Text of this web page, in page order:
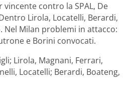
contro la SPAL, De
Lirola, Locatelli, Berardi,
Nel Milan problemi in attacco:
e Borini convocati.
Lirola, Magnani, Ferrari,
Locatelli; Berardi, Boateng,